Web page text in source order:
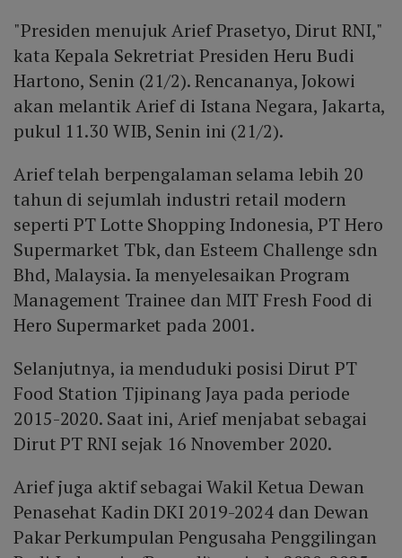
"Presiden menujuk Arief Prasetyo, Dirut RNI,"
kata Kepala Sekretriat Presiden Heru Budi
Hartono, Senin (21/2). Rencananya, Jokowi
akan melantik Arief di Istana Negara, Jakarta,
pukul 11.30 WIB, Senin ini (21/2).
Arief telah berpengalaman selama lebih 20
tahun di sejumlah industri retail modern
seperti PT Lotte Shopping Indonesia, PT Hero
Supermarket Tbk, dan Esteem Challenge sdn
Bhd, Malaysia. Ia menyelesaikan Program
Management Trainee dan MIT Fresh Food di
Hero Supermarket pada 2001.
Selanjutnya, ia menduduki posisi Dirut PT
Food Station Tjipinang Jaya pada periode
2015-2020. Saat ini, Arief menjabat sebagai
Dirut PT RNI sejak 16 Nnovember 2020.
Arief juga aktif sebagai Wakil Ketua Dewan
Penasehat Kadin DKI 2019-2024 dan Dewan
Pakar Perkumpulan Pengusaha Penggilingan